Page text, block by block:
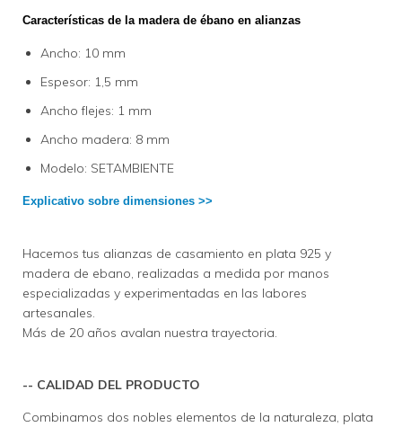
Características de la madera de ébano en alianzas
Ancho: 10 mm
Espesor: 1,5 mm
Ancho flejes: 1 mm
Ancho madera: 8 mm
Modelo: SETAMBIENTE
Explicativo sobre dimensiones >>
Hacemos tus alianzas de casamiento en plata 925 y
madera de ebano, realizadas a medida por manos
especializadas y experimentadas en las labores
artesanales.
Más de 20 años avalan nuestra trayectoria.
-- CALIDAD DEL PRODUCTO
Combinamos dos nobles elementos de la naturaleza, plata